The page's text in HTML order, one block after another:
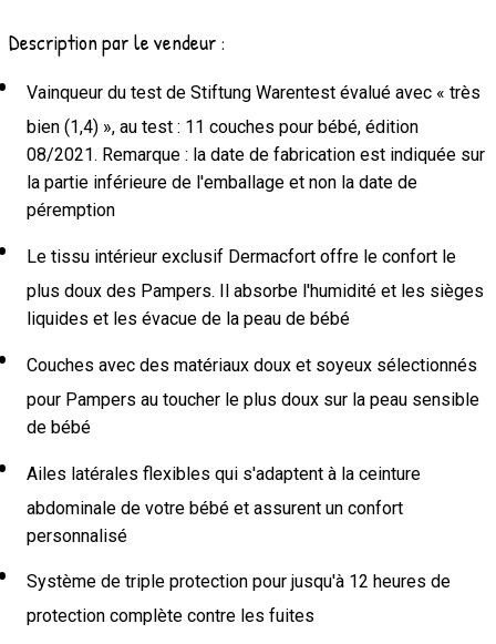
Description par le vendeur :
Vainqueur du test de Stiftung Warentest évalué avec « très
bien (1,4) », au test : 11 couches pour bébé, édition
08/2021. Remarque : la date de fabrication est indiquée sur
la partie inférieure de l'emballage et non la date de
péremption
Le tissu intérieur exclusif Dermacfort offre le confort le
plus doux des Pampers. Il absorbe l'humidité et les sièges
liquides et les évacue de la peau de bébé
Couches avec des matériaux doux et soyeux sélectionnés
pour Pampers au toucher le plus doux sur la peau sensible
de bébé
Ailes latérales flexibles qui s'adaptent à la ceinture
abdominale de votre bébé et assurent un confort
personnalisé
Système de triple protection pour jusqu'à 12 heures de
protection complète contre les fuites